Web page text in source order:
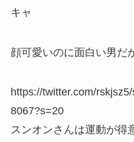
キャ
顔可愛いのに面白い男だ
https://twitter.com/
8067?s=20
スンオンさんは運動が得